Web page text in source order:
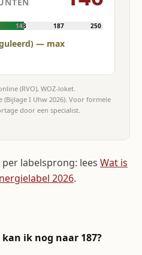
143 187 250
— max
(RVO), WOZ-loket.
I Uhw 2026). Voor formele
door een specialist.
labelsprong: lees Wat is
2026.
ik nog naar 187?